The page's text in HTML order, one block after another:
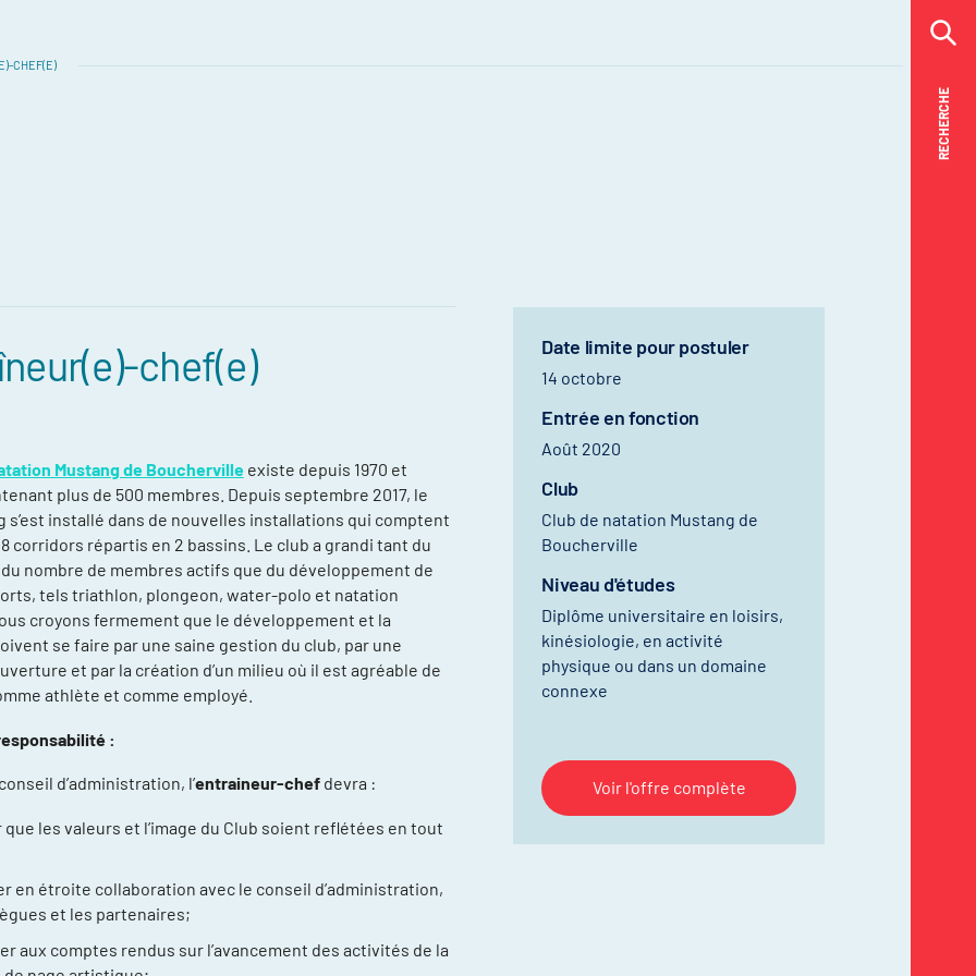
RECHERCHE
RECHERCHE
plusieurs
CHEF(E)
chef(e)
Mustang de Bouchervilleexiste depuis 1970 et
plus de 500 membres. Depuis septembre 2017, le
s’est installé dans de nouvelles installations qui comptent
corridors répartis en 2 bassins. Le club a grandi tant du
nombre de membres actifs que du développement de
tels triathlon, plongeon, water-polo et natation
croyons fermement que le développement et la
se faire par une saine gestion du club, par une
et par la création d’un milieu où il est agréable de
athlète et comme employé.
:
d’administration, l’entraineur-chefdevra :
que les valeurs et l’image du Club soient reflétées en tout
en étroite collaboration avec le conseil d’administration,
et les partenaires;
aux comptes rendus sur l’avancement des activités de la
Date limite pour postuler
14 octobre
Entrée en fonction
Août 2020
Club
Club de natation Mustang de
Boucherville
Niveau d'études
Diplôme universitaire en loisirs,
kinésiologie, en activité
physique ou dans un domaine
connexe
Voir l'offre complète